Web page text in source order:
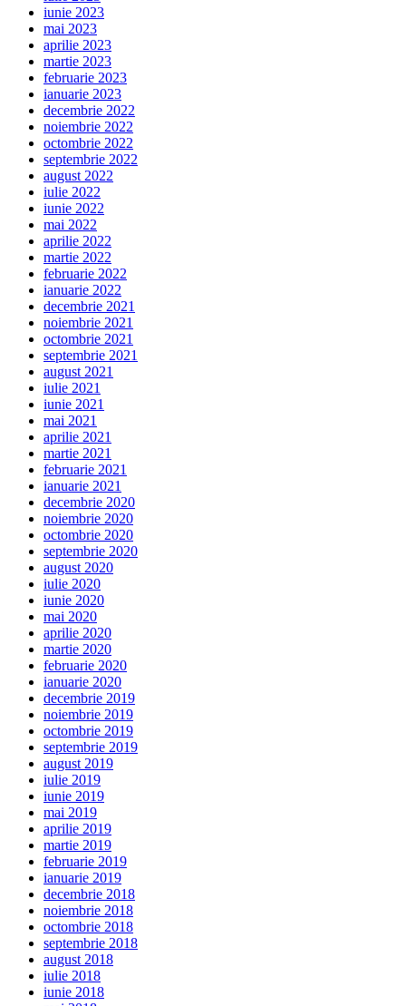
iunie 2023
mai 2023
aprilie 2023
martie 2023
februarie 2023
ianuarie 2023
decembrie 2022
noiembrie 2022
octombrie 2022
septembrie 2022
august 2022
iulie 2022
iunie 2022
mai 2022
aprilie 2022
martie 2022
februarie 2022
ianuarie 2022
decembrie 2021
noiembrie 2021
octombrie 2021
septembrie 2021
august 2021
iulie 2021
iunie 2021
mai 2021
aprilie 2021
martie 2021
februarie 2021
ianuarie 2021
decembrie 2020
noiembrie 2020
octombrie 2020
septembrie 2020
august 2020
iulie 2020
iunie 2020
mai 2020
aprilie 2020
martie 2020
februarie 2020
ianuarie 2020
decembrie 2019
noiembrie 2019
octombrie 2019
septembrie 2019
august 2019
iulie 2019
iunie 2019
mai 2019
aprilie 2019
martie 2019
februarie 2019
ianuarie 2019
decembrie 2018
noiembrie 2018
octombrie 2018
septembrie 2018
august 2018
iulie 2018
iunie 2018